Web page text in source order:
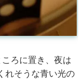
ろに置き、夜は
れそうな青い光の